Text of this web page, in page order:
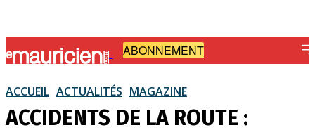
- ABONNEMENT
ACCUEIL ACTUALITÉS MAGAZINE
ACCIDENTS DE LA ROUTE :